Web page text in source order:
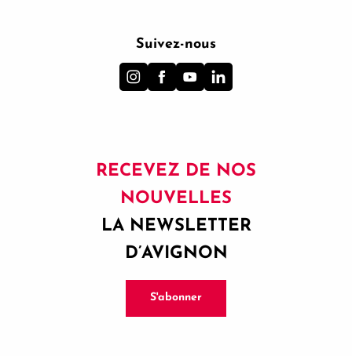
Suivez-nous
RECEVEZ DE NOS
NOUVELLES
LA NEWSLETTER
D’AVIGNON
S'abonner